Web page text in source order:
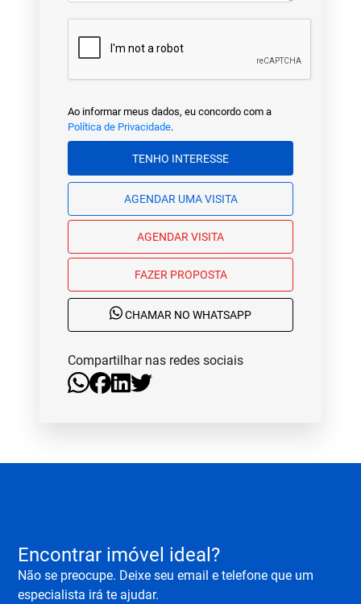
Ao informar meus dados, eu concordo com a
Política de Privacidade.
TENHO INTERESSE
AGENDAR UMA VISITA
AGENDAR VISITA
FAZER PROPOSTA
CHAMAR NO WHATSAPP
Compartilhar nas redes sociais
Encontrar imóvel ideal?
Não se preocupe. Deixe seu email e telefone que um
especialista irá te ajudar.